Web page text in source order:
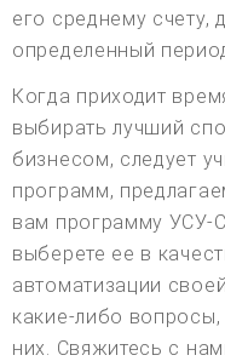
его среднему счету,
определенный
Когда приходит
выбирать лучший
бизнесом, следует
программ,
вам программу УСУ-
выберете ее в
автоматизации
какие-либо
них. Свяжитесь с